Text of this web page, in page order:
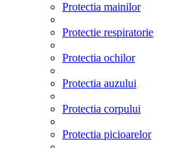
Protectia mainilor
Protectie respiratorie
Protectia ochilor
Protectia auzului
Protectia corpului
Protectia picioarelor